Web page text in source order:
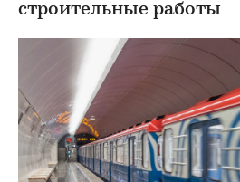
строительные работы